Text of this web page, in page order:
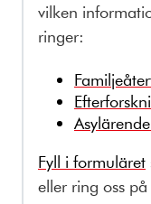
vilken
ringer:
Fyll i formuläret
eller ring oss